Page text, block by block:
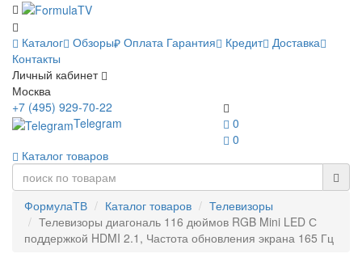
Каталог Обзоры Оплата Гарантия Кредит Доставка
Контакты
Личный кабинет
Москва
0
0
+7 (495) 929-70-22
Telegram
Каталог товаров
ФормулаТВ Каталог товаров
Телевизоры
Телевизоры диагональ 116 дюймов RGB Mini LED С
поддержкой HDMI 2.1, Частота обновления экрана 165 Гц